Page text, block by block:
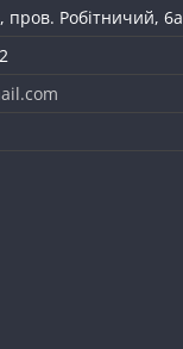
пров. Робітничий, 6а